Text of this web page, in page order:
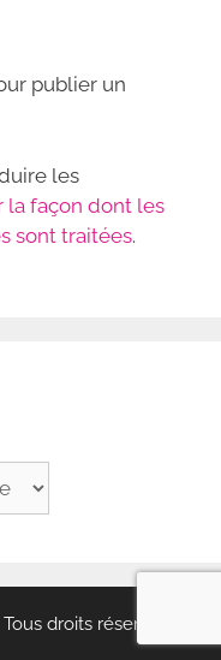
publier un
les
la façon dont les
sont traitées.
droits réservés.